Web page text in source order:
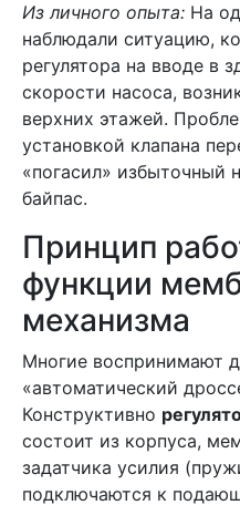
Из личного опыта: На
наблюдали ситуацию,
регулятора на вводе в
скорости насоса,
верхних этажей.
установкой клапана
«погасил» избыточный
байпас.
Принцип
функции
механизма
Многие воспринимают
«автоматический
Конструктивно
состоит из корпуса,
задатчика усилия
подключаются к